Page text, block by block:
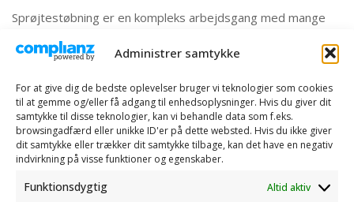
Administrer samtykke
For at give dig de bedste oplevelser bruger vi teknologier som cookies
til at gemme og/eller få adgang til enhedsoplysninger. Hvis du giver dit
samtykke til disse teknologier, kan vi behandle data som f.eks.
browsingadfærd eller unikke ID'er på dette websted. Hvis du ikke giver
dit samtykke eller trækker dit samtykke tilbage, kan det have en negativ
indvirkning på visse funktioner og egenskaber.
Funktionsdygtig Altid aktiv
Sprøjtestøbning er en kompleks arbejdsgang med mange
produktion og emner optimeres til fordel for vores kunder.